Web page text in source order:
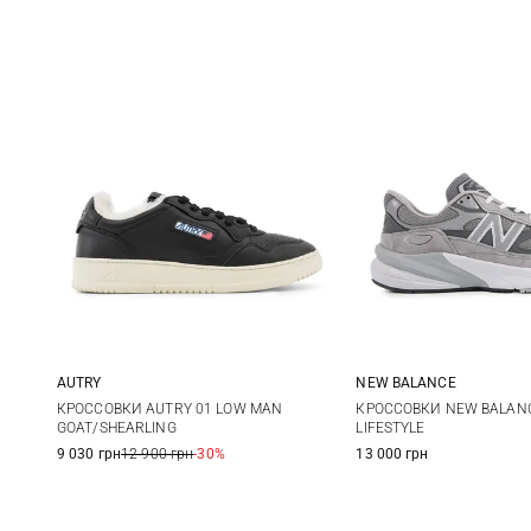
39 40 41
43 44 45
AUTRY
КРОССОВКИ AUTRY 01 LOW MAN
GOAT/SHEARLING
9 030 грн12 900 грн-30%
7 US 7,5 US 8
9 US
NEW BALANCE
КРОССОВКИ NEW
LIFESTYLE
13 000 грн